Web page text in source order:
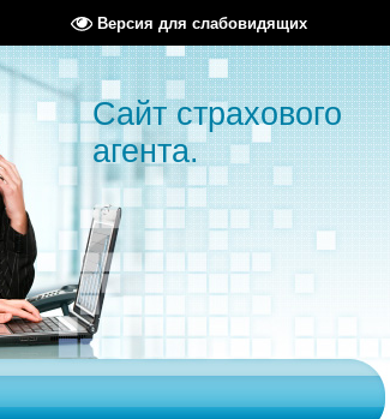
Версия для слабовидящих
Сайт страхового
агента.